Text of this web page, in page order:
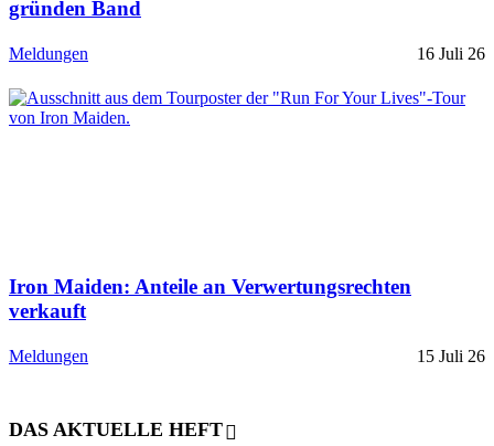
gründen Band
Meldungen 16 Juli 26
Iron Maiden: Anteile an Verwertungsrechten
verkauft
Meldungen 15 Juli 26
DAS AKTUELLE HEFT